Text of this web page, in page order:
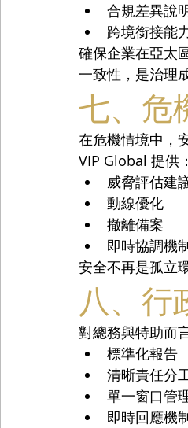
合規差異說
跨境銜接能
確保企業在亞太
一致性，是治理
七、危
在危機情境中，
VIP Global 提供：
威脅評估建
動線優化
撤離備案
即時協調機
安全不再是孤立
八、行
對總務與特助而
標準化報告
清晰責任分
單一窗口管
即時回應機